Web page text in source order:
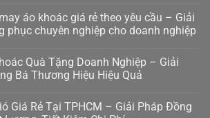
áo khoác giá rẻ theo yêu cầu – Giải
phục chuyên nghiệp cho doanh nghiệp
Quà Tặng Doanh Nghiệp – Giải
Bá Thương Hiệu Hiệu Quả
Giá Rẻ Tại TPHCM – Giải Pháp Đồng